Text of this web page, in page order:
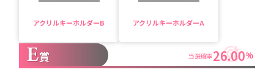
アクリルキーホルダーB アクリルキーホルダーA
E賞 当選確率26.00%